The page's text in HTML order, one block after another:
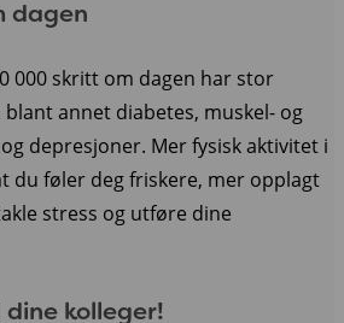
dagen
000 skritt om dagen har stor
annet diabetes, muskel- og
depresjoner. Mer fysisk aktivitet i
du føler deg friskere, mer opplagt
stress og utføre dine
kolleger!